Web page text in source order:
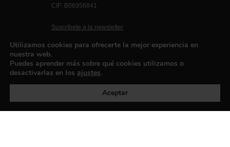
CIF: B06956841
Suscríbete a la newsletter
Política de privacidad
Utilizamos cookies para ofrecerte la mejor experiencia en
nuestra web.
Puedes aprender más sobre qué cookies utilizamos o
desactivarlas en los ajustes.
Aceptar